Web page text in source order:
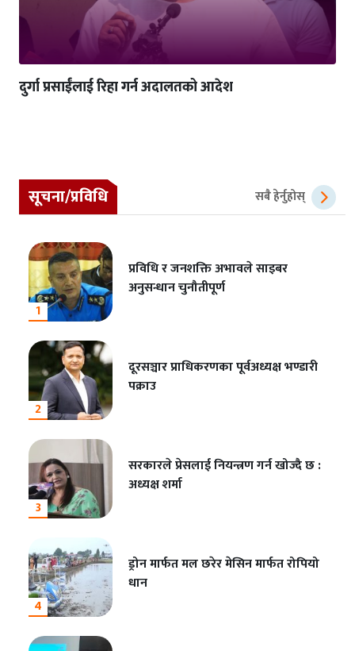
दुर्गा प्रसाईंलाई रिहा गर्न अदालतको आदेश
सूचना/प्रविधि सबै हेर्नुहोस्
1
प्रविधि र जनशक्ति अभावले साइबर
अनुसन्धान चुनौतीपूर्ण
2
दूरसञ्चार प्राधिकरणका पूर्वअध्यक्ष भण्डारी
पक्राउ
3
सरकारले प्रेसलाई नियन्त्रण गर्न खोज्दै छ :
अध्यक्ष शर्मा
4
ड्रोन मार्फत मल छरेर मेसिन मार्फत रोपियो
धान